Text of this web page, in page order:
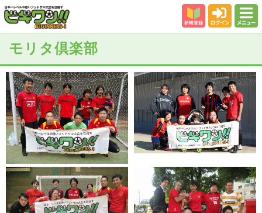
カテゴリー
会場
大会結果
スタッフ紹介
よくある質問
参加者の声
モリタ倶楽部